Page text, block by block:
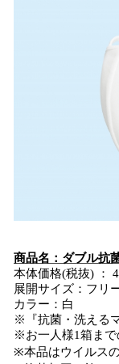
商品名：ダブル抗
本体価格(税抜) ：
展開サイズ：フリ
カラー：白
※『抗菌・洗える
※お一人様1箱まで
※本品はウイルス